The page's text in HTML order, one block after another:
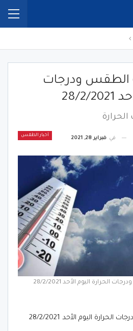
الطقس ودرجات
أخبار الطقس في فبراير 28, 2021
اليوم الأحد 28/2/2021
اليوم الأحد 28/2/2021